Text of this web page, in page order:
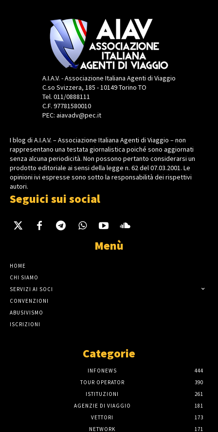
A.I.A.V. - Associazione Italiana Agenti di Viaggio
C.so Svizzera, 185 - 10149 Torino TO
Tel. 011/0888111
C.F. 97781580010
PEC: aiavadv@pec.it
I blog di A.I.A.V. – Associazione Italiana Agenti di Viaggio – non
rappresentano una testata giornalistica poiché sono aggiornati
senza alcuna periodicità. Non possono pertanto considerarsi un
prodotto editoriale ai sensi della legge n. 62 del 07.03.2001. Le
opinioni ivi espresse sono sotto la responsabilità dei rispettivi
autori.
Seguici sui social
Menù
HOME
CHI SIAMO
SERVIZI AI SOCI
CONVENZIONI
ABUSIVISMO
ISCRIZIONI
Categorie
INFONEWS
444
TOUR OPERATOR
390
ISTITUZIONI
261
AGENZIE DI VIAGGIO
181
VETTORI
173
NETWORK
171